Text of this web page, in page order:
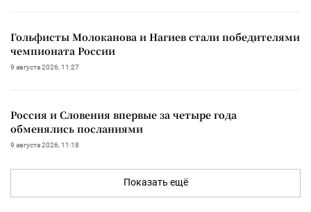
Гольфисты Молоканова и Нагиев стали победителями
чемпионата России
9 августа 2026, 11:27
Россия и Словения впервые за четыре года
обменялись посланиями
9 августа 2026, 11:18
Показать ещё